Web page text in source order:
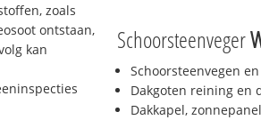
zoals
ontstaan,
kan
Schoorsteenveger
Schoorsteenvegen
Dakgoten reining en
Dakkapel,